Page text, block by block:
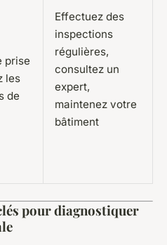
prise
les
de
Effectuez des
inspections
régulières,
consultez un
expert,
maintenez votre
bâtiment
pour diagnostiquer